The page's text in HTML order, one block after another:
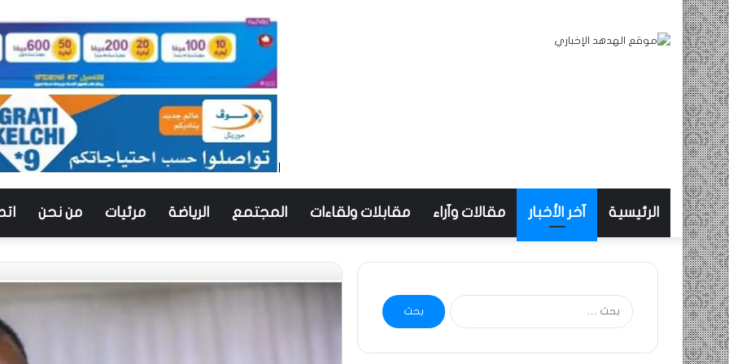
الرئيسية آخر الأخبار مقالات وآراء مقابلات ولقاءات المجتمع الرياضة مرئيات من نحن
البحث
عن: